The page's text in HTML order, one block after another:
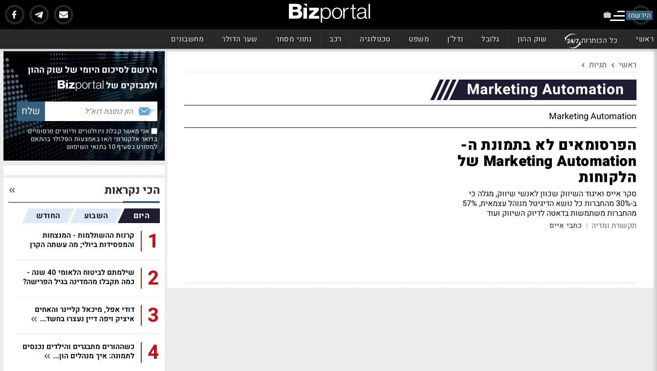
הירשמו
ראשי כל הכותרות שוק ההון גלובל נדל"ן משפט טכנולוגיה רכב נתוני מסחר שער הדולר מחשבונים
ראשי תגיות
Marketing Automation
Marketing Automation
הפרסומאים לא בתמונת ה-
Marketing Automation של
הלקוחות
סקר אייס ואיגוד השיווק שכוון לאנשי שיווק, מגלה כי
ב-30% מהחברות כל נושא הדיגיטל מנוהל עצמאית, 57%
מהחברות משתמשות בדאטה לדיוק השיווק ועוד
תקשורת ומדיה | כתבי אייס
הירשם לסיכום היומי של שוק ההון
ולמבזקים של
אני מאשר קבלת ניוזלטרים ודיוורים פרסומיים
בדואר אלקטרוני ו/או באמצעות הסלולר בהתאם
למפורט בסעיף 10 בתנאי השימוש
הכי נקראות
היום השבוע החודש
1
קרנות ההשתלמות - המנצחות
והמפסידות ביולי; מה עשתה הקרן
2
שילמתם לביטוח הלאומי 40 שנה -
כמה תקבלו מהמדינה בגיל הפרישה?
3
דודי אפל, מיכאל קליינר והאחים
איציק ויפה דיין נעצרו בחשד...
4
כשההורים מתבגרים והילדים נכנסים
לתמונה: איך מנהלים הון...